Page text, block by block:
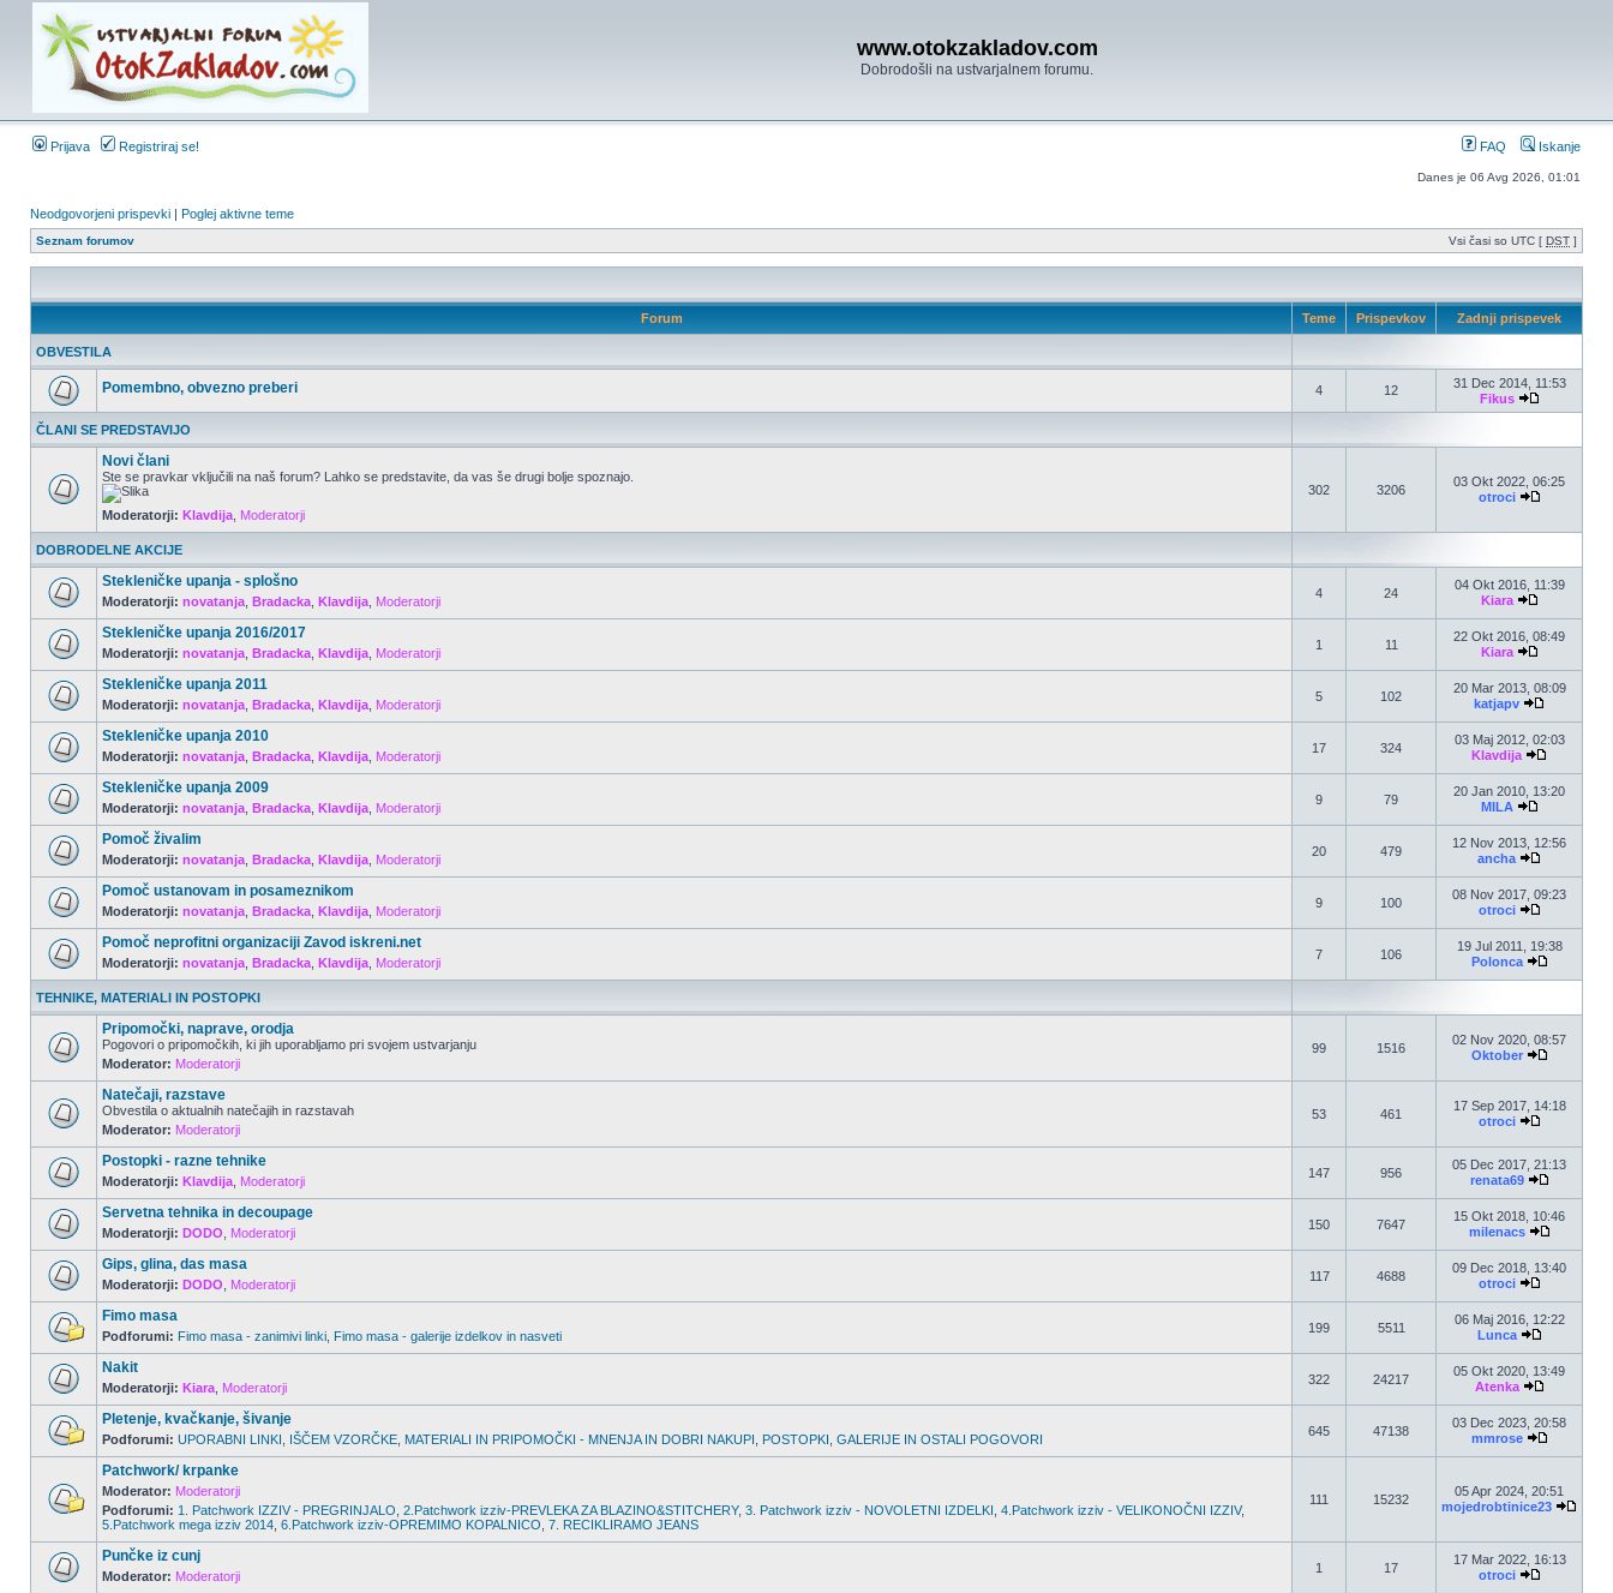
www.otokzakladov.com
Dobrodošli na ustvarjalnem forumu.
Prijava Registriraj se! FAQ Iskanje
Danes je 06 Avg 2026, 01:01
Neodgovorjeni prispevki | Poglej aktivne teme
Seznam forumov Vsi časi so UTC [ DST ]
Forum Teme Prispevkov Zadnji prispevek
OBVESTILA
Pomembno, obvezno preberi 4 12
31 Dec 2014, 11:53
Fikus
ČLANI SE PREDSTAVIJO
Novi člani
Ste se pravkar vključili na naš forum? Lahko se predstavite, da vas še drugi bolje spoznajo.
Moderatorji: Klavdija Moderatorji
302 3206
03 Okt 2022, 06:25
otroci
DOBRODELNE AKCIJE
Stekleničke upanja - splošno
Moderatorji: novatanja Bradacka Klavdija Moderatorji
4 24
04 Okt 2016, 11:39
Kiara
Stekleničke upanja 2016/2017
Moderatorji: novatanja Bradacka Klavdija Moderatorji
1 11
22 Okt 2016, 08:49
Kiara
Stekleničke upanja 2011
Moderatorji: novatanja Bradacka Klavdija Moderatorji
5 102
20 Mar 2013, 08:09
katjapv
Stekleničke upanja 2010
Moderatorji: novatanja Bradacka Klavdija Moderatorji
17 324
03 Maj 2012, 02:03
Klavdija
Stekleničke upanja 2009
Moderatorji: novatanja Bradacka Klavdija Moderatorji
9 79
20 Jan 2010, 13:20
MILA
Pomoč živalim
Moderatorji: novatanja Bradacka Klavdija Moderatorji
20 479
12 Nov 2013, 12:56
ancha
Pomoč ustanovam in posameznikom
Moderatorji: novatanja Bradacka Klavdija Moderatorji
9 100
08 Nov 2017, 09:23
otroci
Pomoč neprofitni organizaciji Zavod iskreni.net
Moderatorji: novatanja Bradacka Klavdija Moderatorji
7 106
19 Jul 2011, 19:38
Polonca
TEHNIKE, MATERIALI IN POSTOPKI
Pripomočki, naprave, orodja
Pogovori o pripomočkih, ki jih uporabljamo pri svojem ustvarjanju
Moderator: Moderatorji
99 1516
02 Nov 2020, 08:57
Oktober
Natečaji, razstave
Obvestila o aktualnih natečajih in razstavah
Moderator: Moderatorji
53 461
17 Sep 2017, 14:18
otroci
Postopki - razne tehnike
Moderatorji: Klavdija Moderatorji
147 956
05 Dec 2017, 21:13
renata69
Servetna tehnika in decoupage
Moderatorji: DODO Moderatorji
150 7647
15 Okt 2018, 10:46
milenacs
Gips, glina, das masa
Moderatorji: DODO Moderatorji
117 4688
09 Dec 2018, 13:40
otroci
Fimo masa
Podforumi: Fimo masa - zanimivi linki Fimo masa - galerije izdelkov in nasveti
199 5511
06 Maj 2016, 12:22
Lunca
Nakit
Moderatorji: Kiara Moderatorji
322 24217
05 Okt 2020, 13:49
Atenka
Pletenje, kvačkanje, šivanje
Podforumi: UPORABNI LINKI IŠČEM VZORČKE MATERIALI IN PRIPOMOČKI - MNENJA IN DOBRI NAKUPI POSTOPKI GALERIJE IN OSTALI POGOVORI
645 47138
03 Dec 2023, 20:58
mmrose
Patchwork/ krpanke
Moderator: Moderatorji
Podforumi: 1. Patchwork IZZIV - PREGRINJALO 2.Patchwork izziv-PREVLEKA ZA BLAZINO&STITCHERY, 3. Patchwork izziv - NOVOLETNI IZDELKI 4.Patchwork izziv - VELIKONOČNI IZZIV,
5.Patchwork mega izziv 2014 6.Patchwork izziv-OPREMIMO KOPALNICO 7. RECIKLIRAMO JEANS
111 15232
05 Apr 2024, 20:51
mojedrobtinice23
Punčke iz cunj
Moderator: Moderatorji
1 17
17 Mar 2022, 16:13
otroci